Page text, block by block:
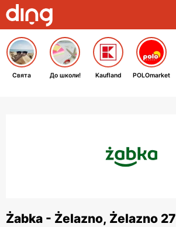
Свята До школи! Kaufland POLOmarket
Żabka - Żelazno, Żelazno 27